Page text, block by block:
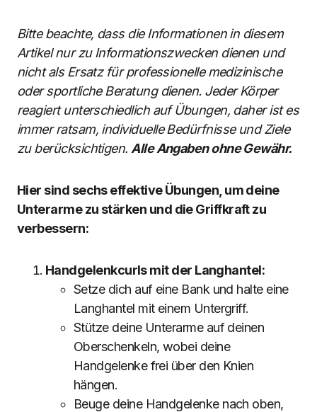
Bitte beachte, dass die Informationen in diesem
Artikel nur zu Informationszwecken dienen und
nicht als Ersatz für professionelle medizinische
oder sportliche Beratung dienen. Jeder Körper
reagiert unterschiedlich auf Übungen, daher ist es
immer ratsam, individuelle Bedürfnisse und Ziele
zu berücksichtigen. Alle Angaben ohne Gewähr.
Hier sind sechs effektive Übungen, um deine
Unterarme zu stärken und die Griffkraft zu
verbessern:
Handgelenkcurls mit der Langhantel:
Setze dich auf eine Bank und halte eine
Langhantel mit einem Untergriff.
Stütze deine Unterarme auf deinen
Oberschenkeln, wobei deine
Handgelenke frei über den Knien
hängen.
Beuge deine Handgelenke nach oben,